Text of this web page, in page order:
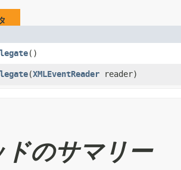
()
​(XMLEventReader reader)
ドのサマリー